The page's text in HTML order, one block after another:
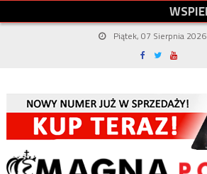
WSPIE
Piątek, 07 Sierpnia 2026